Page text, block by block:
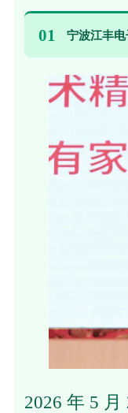
01 宁波江丰电
2026 年 5